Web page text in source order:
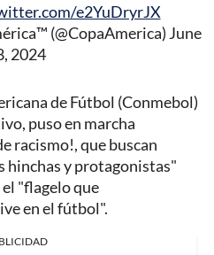
e2YuDryrJX
(@CopaAmerica) June
2024
de Fútbol (Conmebol)
puso en marcha
racismo!, que buscan
hinchas y protagonistas"
"flagelo que
en el fútbol".